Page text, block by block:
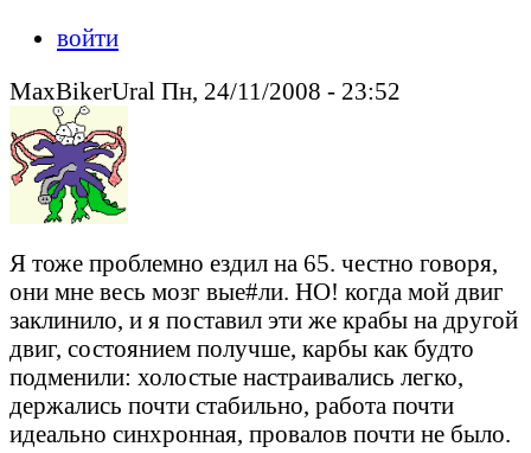
войти
MaxBikerUral Пн, 24/11/2008 - 23:52
Я тоже проблемно ездил на 65. честно говоря,
они мне весь мозг вые#ли. НО! когда мой двиг
заклинило, и я поставил эти же крабы на другой
двиг, состоянием получше, карбы как будто
подменили: холостые настраивались легко,
держались почти стабильно, работа почти
идеально синхронная, провалов почти не было.